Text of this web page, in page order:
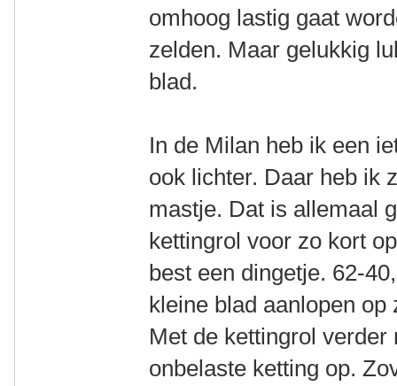
omhoog lastig gaat
zelden. Maar gelukkig
blad.
In de Milan heb ik een
ook lichter. Daar heb ik
mastje. Dat is allemaal
kettingrol voor zo kort
best een dingetje. 62-
kleine blad aanlopen
Met de kettingrol
onbelaste ketting op.